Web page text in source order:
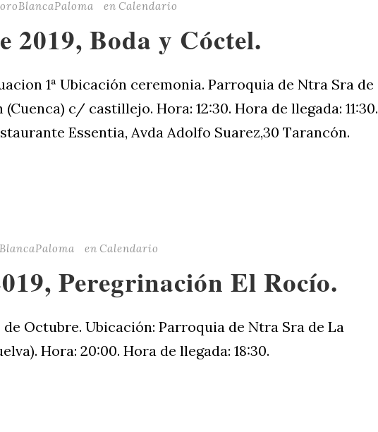
en Calendario
2019, Boda y Cóctel.
1ª Ubicación ceremonia. Parroquia de Ntra Sra de
c/ castillejo. Hora: 12:30. Hora de llegada: 11:30.
Essentia, Avda Adolfo Suarez,30 Tarancón.
en Calendario
Peregrinación El Rocío.
de Octubre. Ubicación: Parroquia de Ntra Sra de La
Hora: 20:00. Hora de llegada: 18:30.